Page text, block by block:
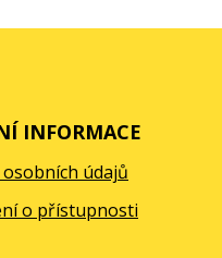
INFORMACE
údajů
o přístupnosti